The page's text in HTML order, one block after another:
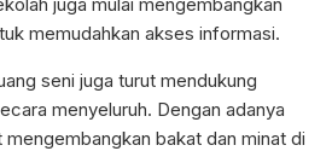
memudahkan akses informasi.
seni juga turut mendukung
menyeluruh. Dengan adanya
bakat dan minat di